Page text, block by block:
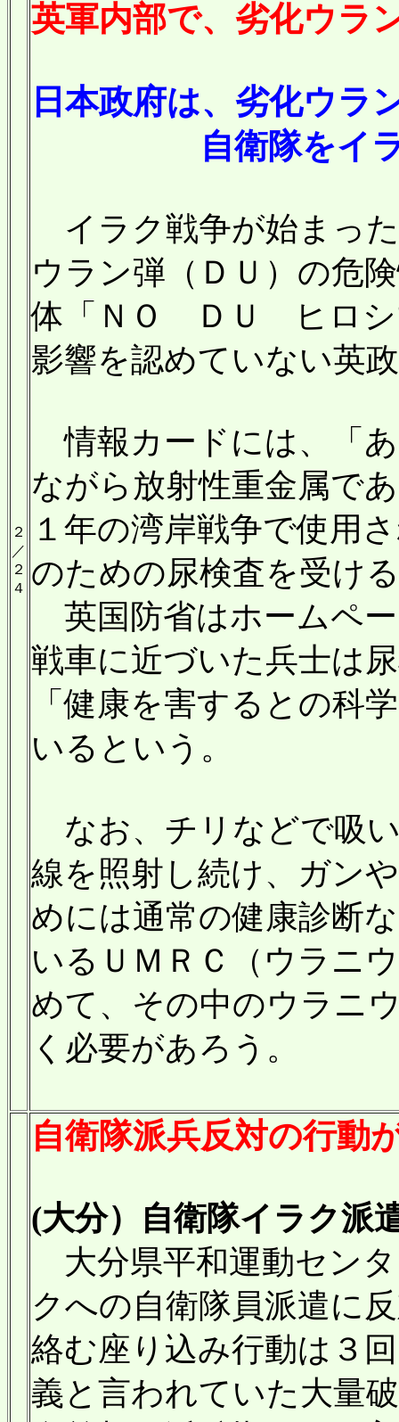
２
／
２
４
英軍内部で、 劣化ウラ
日本政府は、劣化ウラ
自衛隊をイラク
イラク戦争が始まっ
ウラン弾（ＤＵ）の危
体「ＮＯ ＤＵ ヒロシ
影響を認めていない英
情報カードには、「
ながら放射性重金属で
１年の湾岸戦争で使用
のための尿検査を受け
英国防省はホームペ
戦車に近づいた兵士は
「健康を害するとの科
いるという。
なお、チリなどで吸
線を照射し続け、ガン
めには通常の健康診断
いるＵＭＲＣ（ウラニ
めて、その中のウラニ
く必要があろう。
自衛隊派兵反対の行動
(大分）自衛隊イラク派
大分県平和運動セン
クへの自衛隊員派遣に
絡む座り込み行動は３
義と言われていた大量